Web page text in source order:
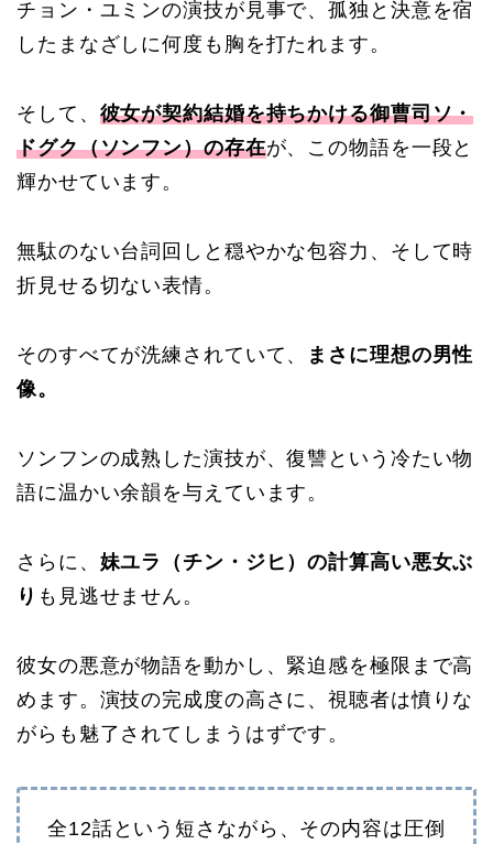
チョン・ユミンの演技が見事で、孤独と決意を宿
したまなざしに何度も胸を打たれます。
そして、 彼女が契約結婚を持ちかける御曹司ソ・
ドグク（ソンフン）の存在が、この物語を一段と
輝かせています。
無駄のない台詞回しと穏やかな包容力、そして時
折見せる切ない表情。
そのすべてが洗練されていて、
まさに理想の男性
像。
ソンフンの成熟した演技が、復讐という冷たい物
語に温かい余韻を与えています。
さらに、 妹ユラ（チン・ジヒ）の計算高い悪女ぶ
り も見逃せません。
彼女の悪意が物語を動かし、緊迫感を極限まで高
めます。演技の完成度の高さに、視聴者は憤りな
がらも魅了されてしまうはずです。
全12話という短さながら、その内容は圧倒